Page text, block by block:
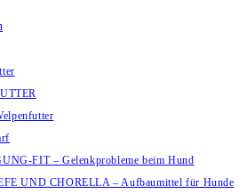
FIT – Gelenkprobleme beim Hund
UND CHORELLA – Aufbaumittel für Hunde